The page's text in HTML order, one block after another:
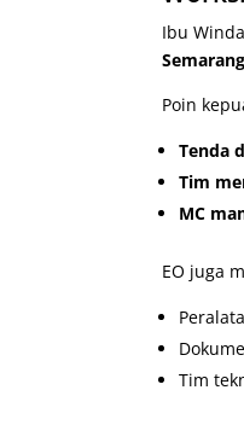
Ibu
Poin
Tenda
Tim
MC
EO juga
Tim